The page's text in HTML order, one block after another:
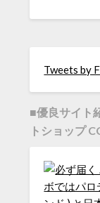
Tweets by
■優良サイト
トショップ